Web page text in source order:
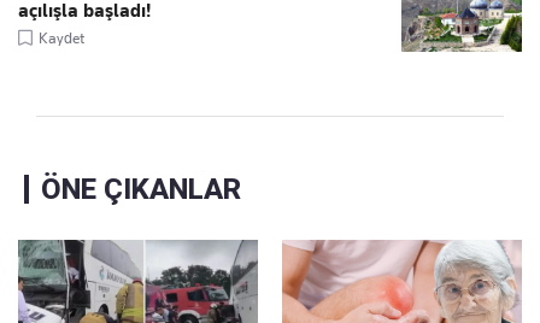
açılışla başladı!
Kaydet
ÖNE ÇIKANLAR